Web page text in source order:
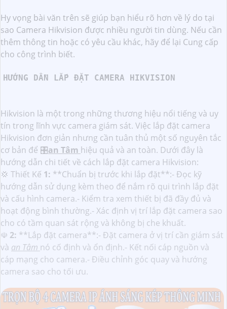
Hy vọng bài văn trên sẽ giúp bạn hiểu rõ hơn về lý do tại
sao Camera Hikvision được nhiều người tin dùng. Nếu cần
thêm thông tin hoặc có yêu cầu khác, hãy để lại Cung cấp
cho công trình biết.
HƯỚNG DẪN LẮP ĐẶT CAMERA HIKVISION
Hikvision là một trong những thương hiệu nổi tiếng và uy
tín trong lĩnh vực camera giám sát. Việc lắp đặt camera
Hikvision đơn giản nhưng cần tuân thủ một số nguyên tắc
cơ bản để 🎛an Tâm hiệu quả và an toàn. Dưới đây là
hướng dẫn chi tiết về cách lắp đặt camera Hikvision:
💢 Thiết Kế 1: **Chuẩn bị trước khi lắp đặt**:- Đọc kỹ
hướng dẫn sử dụng kèm theo để nắm rõ qui trình lắp đặt
và cấu hình camera.- Kiểm tra xem thiết bị đã đầy đủ và
hoạt động bình thường.- Xác định vị trí lắp đặt camera sao
cho có tầm quan sát rộng và không bị che khuất.
☫ 2: **Lắp đặt camera**:- Đặt camera ở vị trí cần giám sát
và an Tâm nó cố định và ổn định.- Kết nối cáp nguồn và
cáp mạng cho camera.- Điều chỉnh góc quay và hướng
camera sao cho tối ưu.